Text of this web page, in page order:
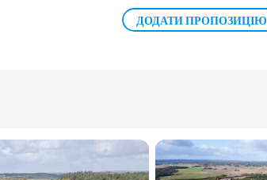
ДОДАТИ ПРОПОЗИЦІЮ